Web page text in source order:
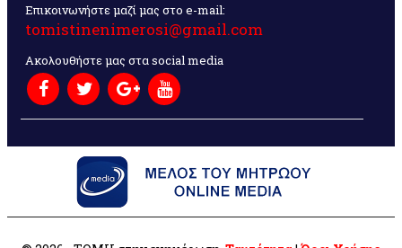
Επικοινωνήστε μαζί μας στο e-mail:
tomistinenimerosi@gmail.com
Ακολουθήστε μας στα social media